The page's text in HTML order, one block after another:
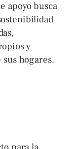
apoyo busca
y
hogares.